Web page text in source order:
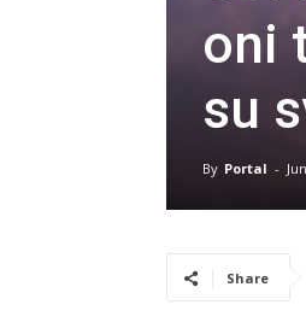
oni
su
By Portal -
Share